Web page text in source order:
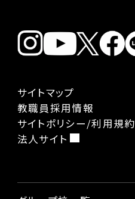
サイトマップ
教職員採用情報
サイトポリシー/利用規約
法人サイト